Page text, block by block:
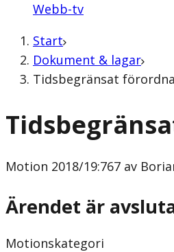
Webb-tv
Start
Dokument & lagar
Tidsbegränsat
Motion 2018/19:767 av
Ärendet är
Motionskategori